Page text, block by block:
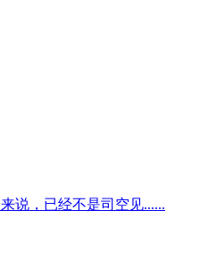
说，已经不是司空见......